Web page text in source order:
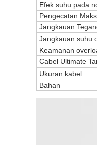
Efek suhu pada
Pengecatan
Jangkauan
Jangkauan suhu
Keamanan
Cabel Ultimate
Ukuran kabel
Bahan